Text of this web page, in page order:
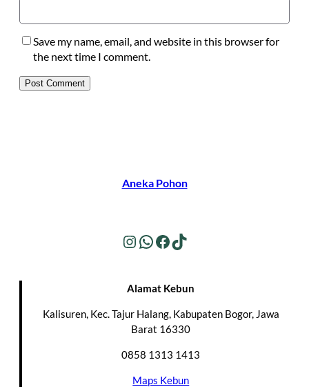
Save my name, email, and website in this browser for
the next time I comment.
Aneka Pohon
Instagram WhatsApp Facebook TikTok
Alamat Kebun
Kalisuren, Kec. Tajur Halang, Kabupaten Bogor, Jawa
Barat 16330
0858 1313 1413
Maps Kebun